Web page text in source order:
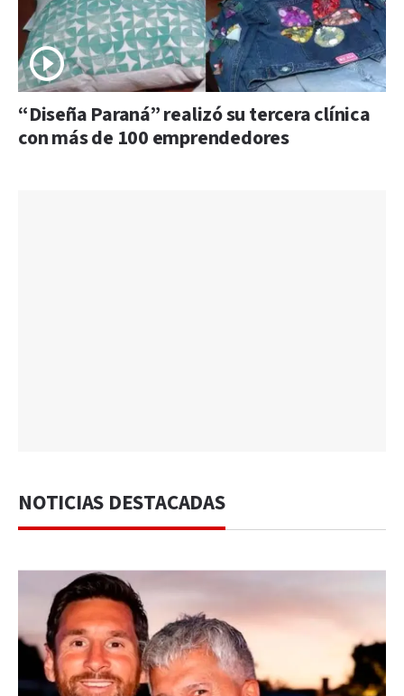
“Diseña Paraná” realizó su tercera clínica
con más de 100 emprendedores
NOTICIAS DESTACADAS